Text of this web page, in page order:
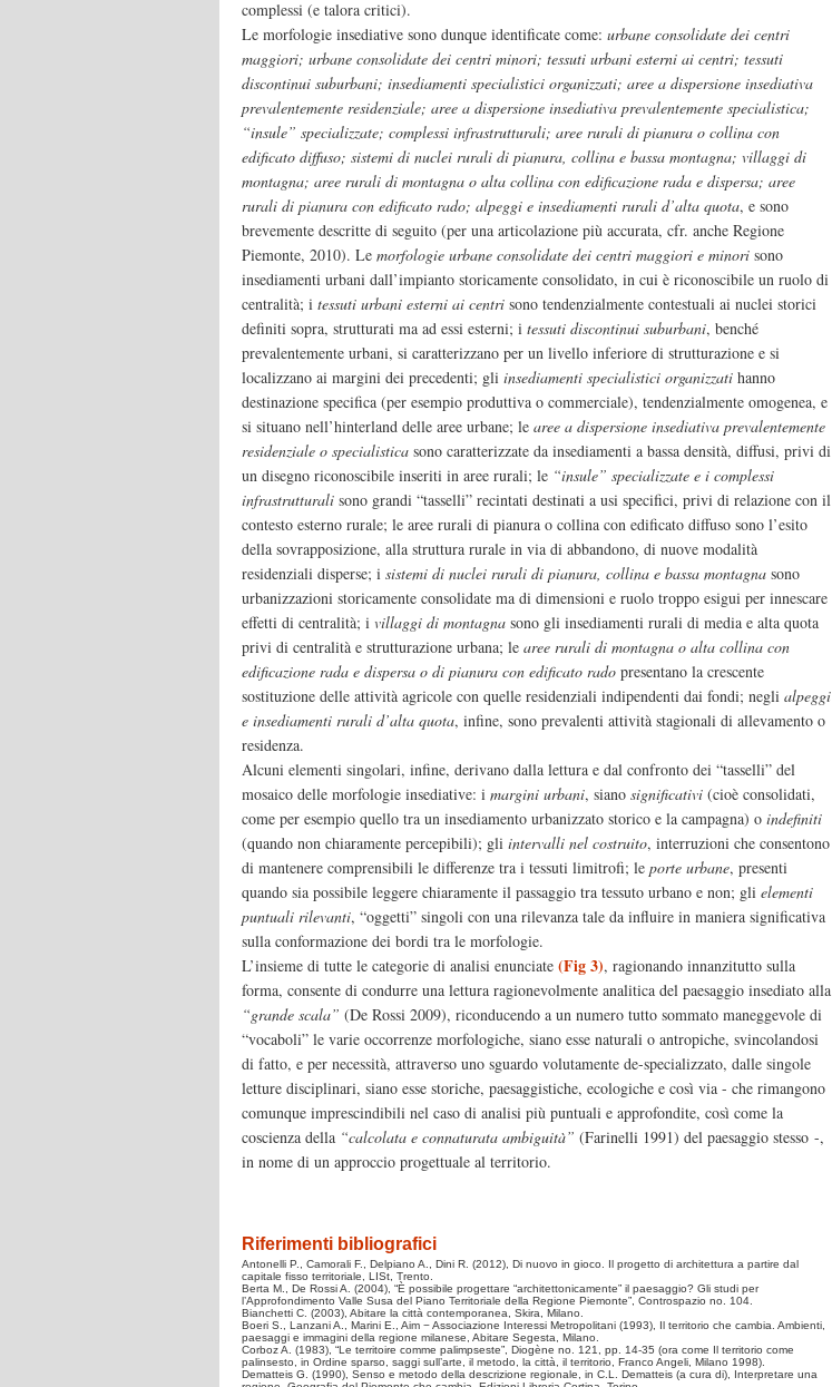
complessi (e talora critici).
Le morfologie insediative sono dunque identificate come: urbane consolidate dei centri
maggiori; urbane consolidate dei centri minori; tessuti urbani esterni ai centri; tessuti
discontinui suburbani; insediamenti specialistici organizzati; aree a dispersione insediativa
prevalentemente residenziale; aree a dispersione insediativa prevalentemente specialistica;
“insule” specializzate; complessi infrastrutturali; aree rurali di pianura o collina con
edificato diffuso; sistemi di nuclei rurali di pianura, collina e bassa montagna; villaggi di
montagna; aree rurali di montagna o alta collina con edificazione rada e dispersa; aree
rurali di pianura con edificato rado; alpeggi e insediamenti rurali d’alta quota, e sono
brevemente descritte di seguito (per una articolazione più accurata, cfr. anche Regione
Piemonte, 2010). Le morfologie urbane consolidate dei centri maggiori e minori sono
insediamenti urbani dall’impianto storicamente consolidato, in cui è riconoscibile un ruolo di
centralità; i tessuti urbani esterni ai centri sono tendenzialmente contestuali ai nuclei storici
definiti sopra, strutturati ma ad essi esterni; i tessuti discontinui suburbani, benché
prevalentemente urbani, si caratterizzano per un livello inferiore di strutturazione e si
localizzano ai margini dei precedenti; gli insediamenti specialistici organizzati hanno
destinazione specifica (per esempio produttiva o commerciale), tendenzialmente omogenea, e
si situano nell’hinterland delle aree urbane; le aree a dispersione insediativa prevalentemente
residenziale o specialistica sono caratterizzate da insediamenti a bassa densità, diffusi, privi di
un disegno riconoscibile inseriti in aree rurali; le “insule” specializzate e i complessi
infrastrutturali sono grandi “tasselli” recintati destinati a usi specifici, privi di relazione con il
contesto esterno rurale; le aree rurali di pianura o collina con edificato diffuso sono l’esito
della sovrapposizione, alla struttura rurale in via di abbandono, di nuove modalità
residenziali disperse; i sistemi di nuclei rurali di pianura, collina e bassa montagna sono
urbanizzazioni storicamente consolidate ma di dimensioni e ruolo troppo esigui per innescare
effetti di centralità; i villaggi di montagna sono gli insediamenti rurali di media e alta quota
privi di centralità e strutturazione urbana; le aree rurali di montagna o alta collina con
edificazione rada e dispersa o di pianura con edificato rado presentano la crescente
sostituzione delle attività agricole con quelle residenziali indipendenti dai fondi; negli alpeggi
e insediamenti rurali d’alta quota, infine, sono prevalenti attività stagionali di allevamento o
residenza.
Alcuni elementi singolari, infine, derivano dalla lettura e dal confronto dei “tasselli” del
mosaico delle morfologie insediative: i margini urbani, siano significativi (cioè consolidati,
come per esempio quello tra un insediamento urbanizzato storico e la campagna) o indefiniti
(quando non chiaramente percepibili); gli intervalli nel costruito, interruzioni che consentono
di mantenere comprensibili le differenze tra i tessuti limitrofi; le porte urbane, presenti
quando sia possibile leggere chiaramente il passaggio tra tessuto urbano e non; gli elementi
puntuali rilevanti, “oggetti” singoli con una rilevanza tale da influire in maniera significativa
sulla conformazione dei bordi tra le morfologie.
L’insieme di tutte le categorie di analisi enunciate (Fig 3), ragionando innanzitutto sulla
forma, consente di condurre una lettura ragionevolmente analitica del paesaggio insediato alla
“grande scala” (De Rossi 2009), riconducendo a un numero tutto sommato maneggevole di
“vocaboli” le varie occorrenze morfologiche, siano esse naturali o antropiche, svincolandosi
di fatto, e per necessità, attraverso uno sguardo volutamente de-specializzato, dalle singole
letture disciplinari, siano esse storiche, paesaggistiche, ecologiche e così via - che rimangono
comunque imprescindibili nel caso di analisi più puntuali e approfondite, così come la
coscienza della “calcolata e connaturata ambiguità” (Farinelli 1991) del paesaggio stesso -,
in nome di un approccio progettuale al territorio.
Riferimenti bibliografici
Antonelli P., Camorali F., Delpiano A., Dini R. (2012), Di nuovo in gioco. Il progetto di architettura a partire dal
capitale fisso territoriale, LISt, Trento.
Berta M., De Rossi A. (2004), “È possibile progettare “architettonicamente” il paesaggio? Gli studi per
l’Approfondimento Valle Susa del Piano Territoriale della Regione Piemonte”, Controspazio no. 104.
Bianchetti C. (2003), Abitare la città contemporanea, Skira, Milano.
Boeri S., Lanzani A., Marini E., Aim − Associazione Interessi Metropolitani (1993), Il territorio che cambia. Ambienti,
paesaggi e immagini della regione milanese, Abitare Segesta, Milano.
Corboz A. (1983), “Le territoire comme palimpseste”, Diogène no. 121, pp. 14-35 (ora come Il territorio come
palinsesto, in Ordine sparso, saggi sull’arte, il metodo, la città, il territorio, Franco Angeli, Milano 1998).
Dematteis G. (1990), Senso e metodo della descrizione regionale, in C.L. Dematteis (a cura di), Interpretare una